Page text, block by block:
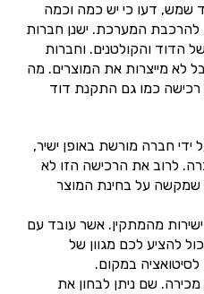
שמש, דעו כי יש כמה וכמה
להרכבת המערכת. ישנן חברות
הדוד והקולטנים. וחברות
לא מייצרות את המוצרים. מה
לבצע רכישה כמו גם התקנת דוד
חברה מורשת באופן ישיר,
לרוב את הרכישה הזו לא
שמקשה על בחינת המוצר
מהמתקין. אשר עובד עם
להציע לכם מגוון של
במקום.
מכירה. שם ניתן לבחון את